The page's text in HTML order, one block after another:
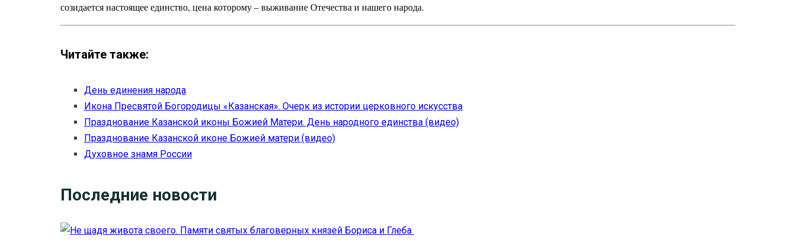
созидается настоящее единство, цена которому – выживание Отечества и нашего народа.
Читайте также:
День единения народа
Икона Пресвятой Богородицы «Казанская». Очерк из истории церковного искусства
Празднование Казанской иконы Божией Матери. День народного единства (видео)
Празднование Казанской иконе Божией матери (видео)
Духовное знамя России
Последние новости